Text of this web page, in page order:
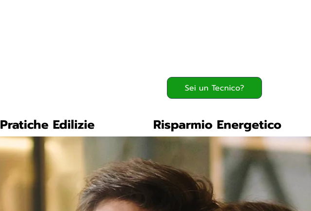
Sei un Tecnico?
Pratiche Edilizie Risparmio Energetico